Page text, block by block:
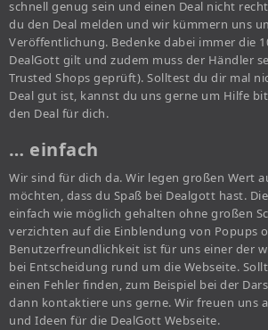
schnell genug sein und einen Deal nicht
du den Deal melden und wir kümmern uns
Veröffentlichung. Bedenke dabei immer die
DealGott gilt und zudem muss der Händler
Trusted Shops geprüft). Solltest du dir mal
Deal gut ist, kannst du uns gerne um Hilfe
den Deal für dich.
… einfach
Wir sind für dich da. Wir legen großen Wert
möchten, dass du Spaß bei Dealgott hast.
einfach wie möglich gehalten ohne großen
verzichten auf die Einblendung von Popups
Benutzerfreundlichkeit ist für uns einer der
bei Entscheidung rund um die Webseite.
einen Fehler finden, zum Beispiel bei der
dann kontaktiere uns gerne. Wir freuen uns
und Ideen für die DealGott Webseite.